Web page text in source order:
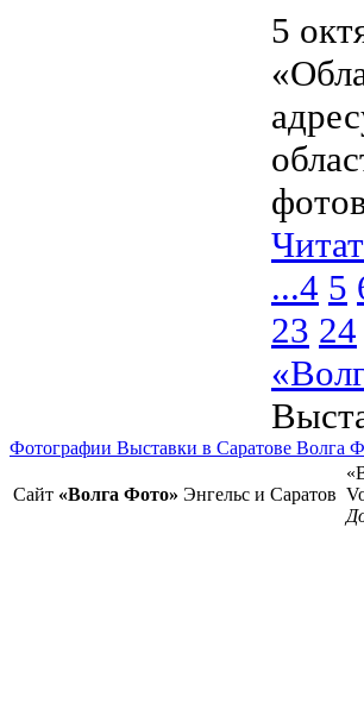
5
...4 5
23 24
Фотографии Выставки в Саратове Волга
Сайт «Волга Фото» Энгельс и Саратов